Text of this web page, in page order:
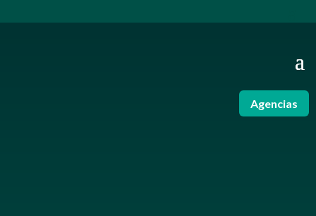
Agencias